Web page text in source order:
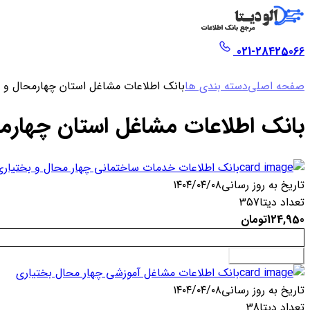
021-28425066
صفحه اصلیدسته بندی هابانک اطلاعات مشاغل استان چهارمحال و
بانک اطلاعات مشاغل استان
بانک اطلاعات خدمات ساختمانی چهار محال و
تاریخ به روز رسانی۱۴۰۴/۰۴/۰۸
تعداد دیتا357
124,950تومان
بانک اطلاعات مشاغل آموزشی چهار محال بختیاری
تاریخ به روز رسانی۱۴۰۴/۰۴/۰۸